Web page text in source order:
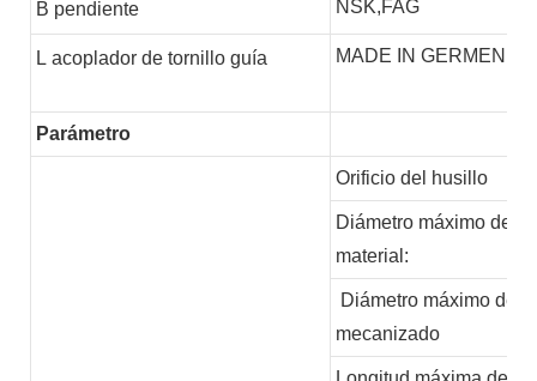
B pendiente NSK,FAG
L acoplador de tornillo guía MADE IN GERMEN
Parámetro
Orificio del husillo
Diámetro máximo del
material:
Diámetro máximo de
mecanizado